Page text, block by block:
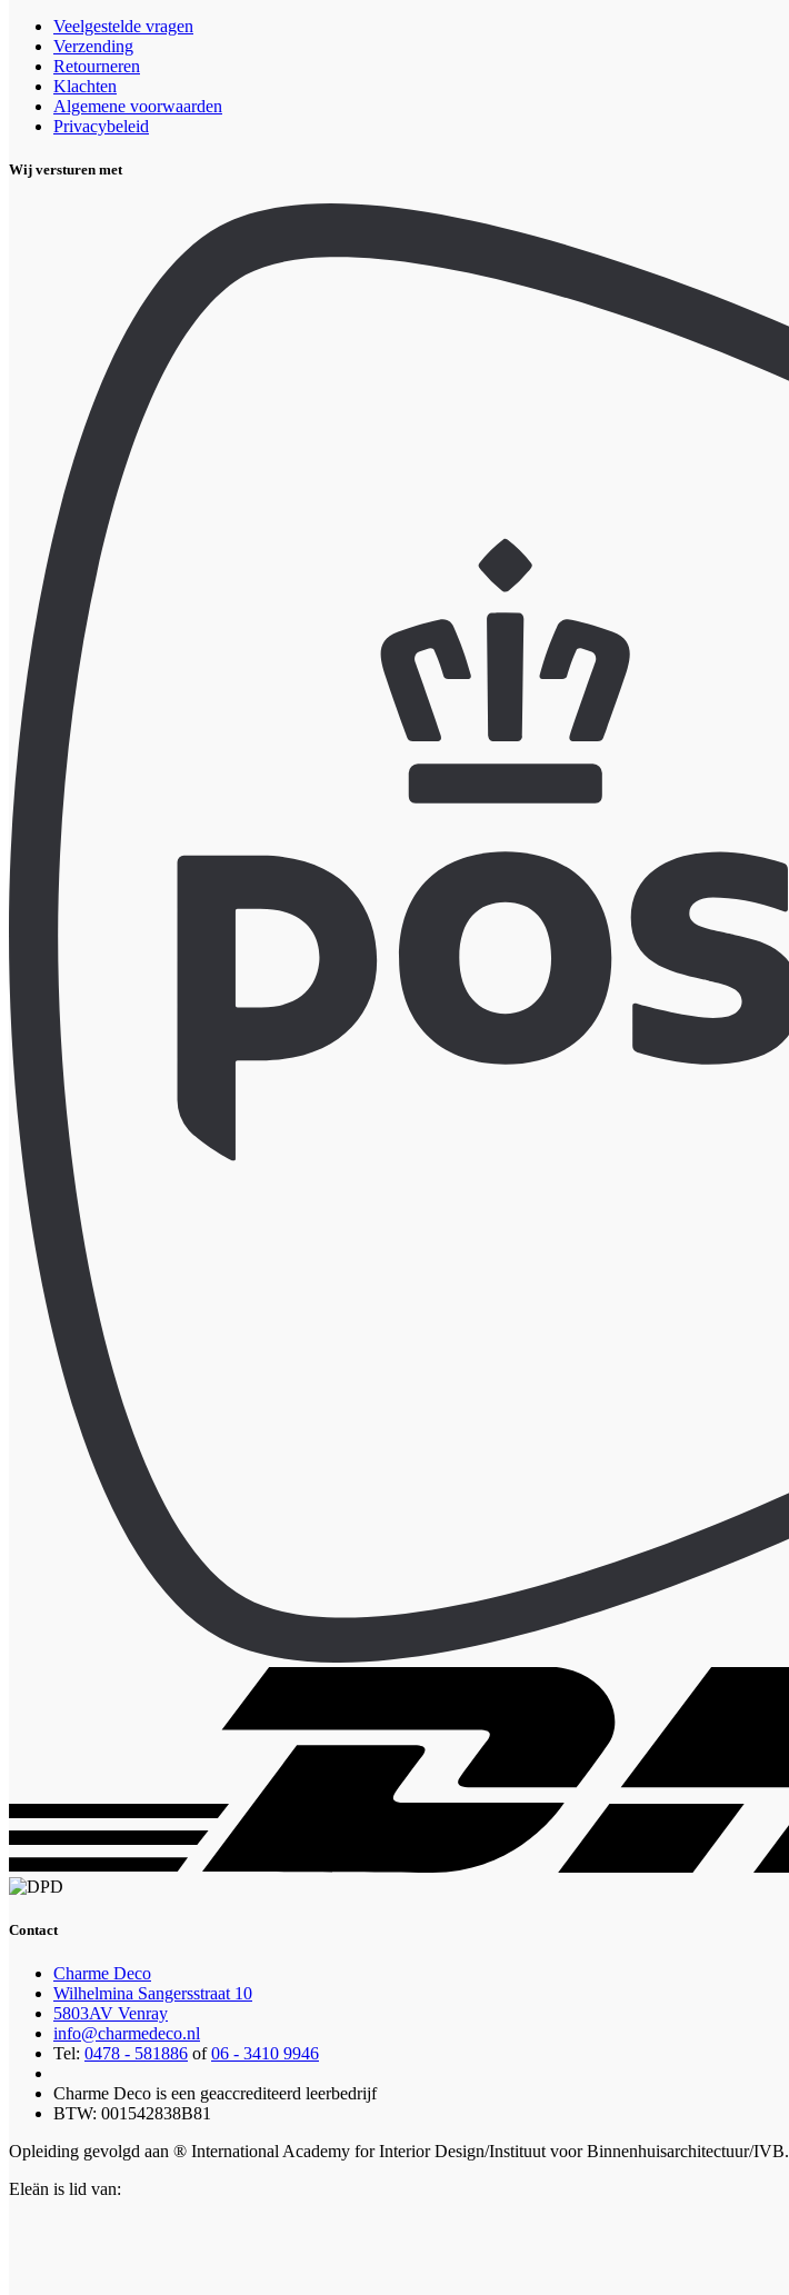
Veelgestelde vragen
Verzending
Retourneren
Klachten
Algemene voorwaarden
Privacybeleid
Wij versturen met
Contact
Charme Deco
Wilhelmina Sangersstraat 10
5803AV Venray
info@charmedeco.nl
Tel: 0478 - 581886 of06 - 3410 9946
Charme Deco is een geaccrediteerd leerbedrijf
BTW: 001542838B81
Opleiding gevolgd aan ® International Academy for Interior Design/Instituut voor Binnenhuisarchitectuur/IVB.
Eleän is lid van: